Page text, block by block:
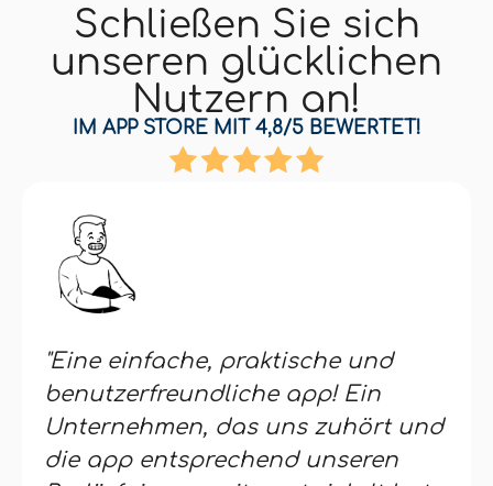
Schließen Sie sich
unseren glücklichen
Nutzern an!
IM APP STORE MIT 4,8/5 BEWERTET!
"Eine einfache, praktische und
benutzerfreundliche app! Ein
Unternehmen, das uns zuhört und
die app entsprechend unseren